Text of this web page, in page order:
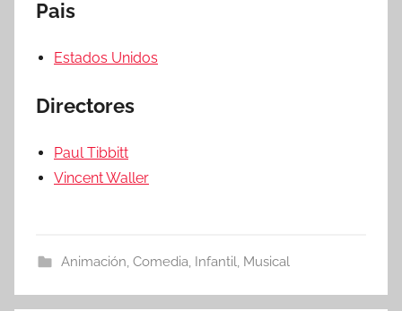
Pais
Estados Unidos
Directores
Paul Tibbitt
Vincent Waller
Animación, Comedia, Infantil, Musical